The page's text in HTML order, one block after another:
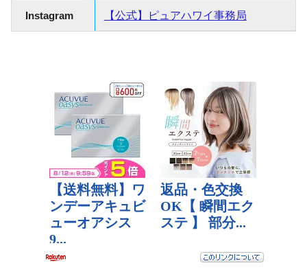
Instagram 【公式】ピュアハワイ事務局